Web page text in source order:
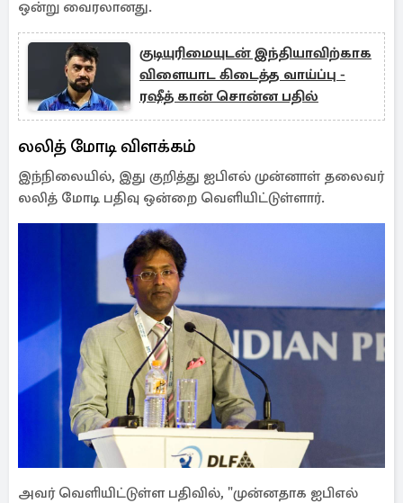
ஒன்று வைரலானது.
குடியுரிமையுடன் இந்தியாவிற்காக
விளையாட கிடைத்த வாய்ப்பு -
ரஷீத் கான் சொன்ன பதில்
லலித் மோடி விளக்கம்
இந்நிலையில், இது குறித்து ஐபிஎல் முன்னாள் தலைவர்
லலித் மோடி பதிவு ஒன்றை வெளியிட்டுள்ளார்.
அவர் வெளியிட்டுள்ள பதிவில், "முன்னதாக ஐபிஎல்